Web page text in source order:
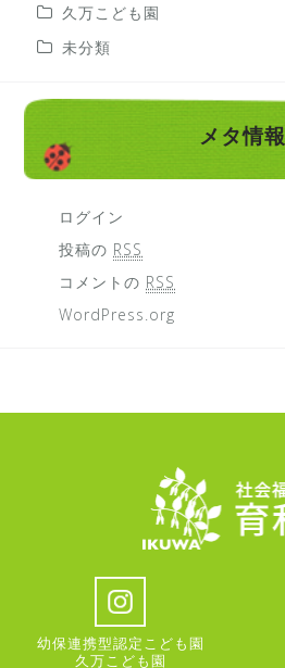
久万こども園
未分類
メタ情報
ログイン
投稿の RSS
コメントの RSS
WordPress.org
幼保連携型認定こども園
久万こども園